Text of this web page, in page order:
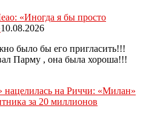
«Иногда я бы просто
10.08.2026
было бы его пригласить!!!
Парму , она была хороша!!!
нацелилась на Риччи: «Милан»
за 20 миллионов